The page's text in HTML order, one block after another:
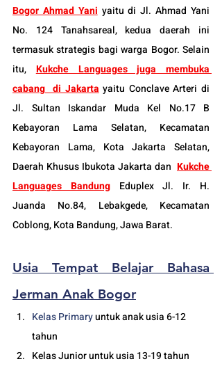
Bogor Ahmad Yani yaitu di Jl. Ahmad Yani
No. 124 Tanahsareal, kedua daerah ini
termasuk strategis bagi warga Bogor. Selain
itu, Kukche Languages juga membuka
cabang  di Jakarta yaitu Conclave Arteri di
Jl. Sultan Iskandar Muda Kel No.17 B
Kebayoran Lama Selatan, Kecamatan
Kebayoran Lama, Kota Jakarta Selatan,
Daerah Khusus Ibukota Jakarta dan Kukche
Languages Bandung Eduplex Jl. Ir. H.
Juanda No.84, Lebakgede, Kecamatan
Coblong, Kota Bandung, Jawa Barat.
Usia Tempat Belajar Bahasa
Jerman Anak Bogor
Kelas Primary untuk anak usia 6-12
tahun
Kelas Junior untuk usia 13-19 tahun